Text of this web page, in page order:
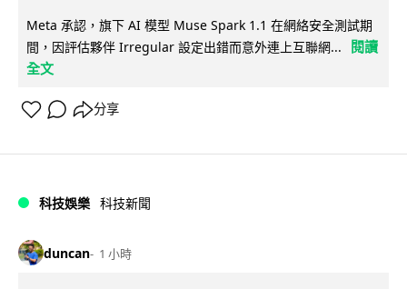
Meta 承認，旗下 AI 模型 Muse Spark 1.1 在網絡安全測試期
間，因評估夥伴 Irregular 設定出錯而意外連上互聯網...
閱讀
全文
分享
科技娛樂 科技新聞
duncan 1 小時